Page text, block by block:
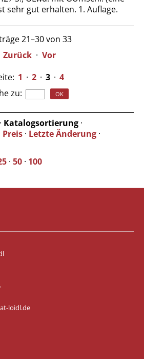
sehr gut erhalten. 1. Auflage.
21–30 von 33
Zurück · Vor
1 · 2 · 3 · 4
zu:
· Katalogsortierung ·
Preis · Letzte Änderung ·
· 50 · 100
loidl.de